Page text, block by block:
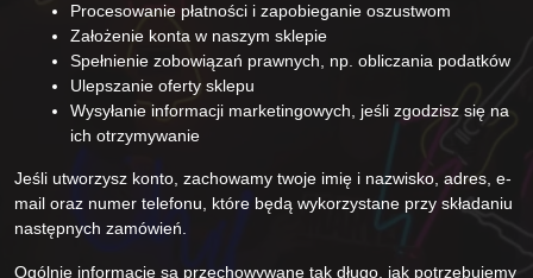
Procesowanie płatności i zapobieganie oszustwom
Założenie konta w naszym sklepie
Spełnienie zobowiązań prawnych, np. obliczania podatków
Ulepszanie oferty sklepu
Wysyłanie informacji marketingowych, jeśli zgodzisz się na
ich otrzymywanie
Jeśli utworzysz konto, zachowamy twoje imię i nazwisko, adres, e-
mail oraz numer telefonu, które będą wykorzystane przy składaniu
następnych zamówień.
Ogólnie informacje są przechowywane tak długo, jak potrzebujemy